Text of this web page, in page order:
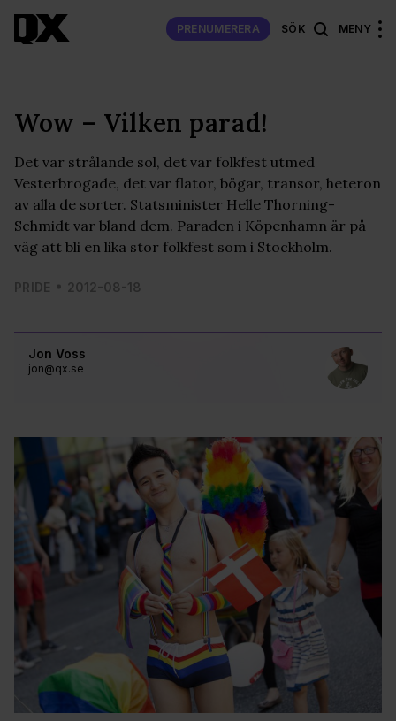
PRENUMERERA SÖK MENY
Jon Voss
jon@qx.se
Wow – Vilken parad!
Det var strålande sol, det var folkfest utmed
Vesterbrogade, det var flator, bögar, transor, heteron
av alla de sorter. Statsminister Helle Thorning-
Schmidt var bland dem. Paraden i Köpenhamn är på
väg att bli en lika stor folkfest som i Stockholm.
PRIDE 2012-08-18